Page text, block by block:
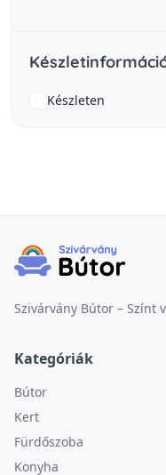
Készleten
Szivárvány Bútor – Színt
Kategóriák
Bútor
Kert
Fürdőszoba
Konyha